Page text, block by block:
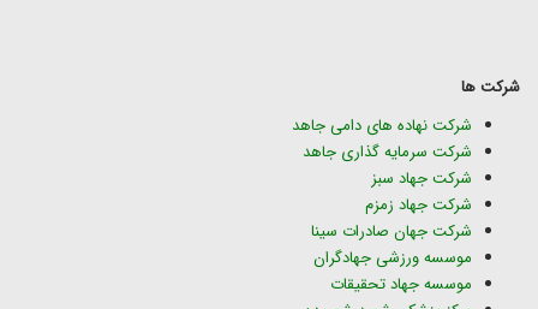
شرکت ها
شرکت نهاده های دامی جاهد
شرکت سرمایه گذاری جاهد
شرکت جهاد سبز
شرکت جهاد زمزم
شرکت جهان صادرات سینا
موسسه ورزشی جهادگران
موسسه جهاد تحقیقات